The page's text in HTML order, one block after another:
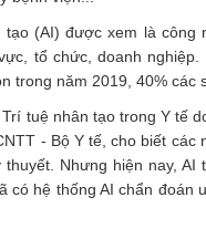
tạo (AI) được xem là công
tổ chức, doanh
trong năm 2019, 40% các
tuệ nhân tạo trong Y tế
- Bộ Y tế, cho biết
thuyết. Nhưng hiện nay,
có hệ thống AI chẩn